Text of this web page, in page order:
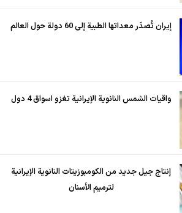
إيران تُصدّر معداتها الطبية إلى 60 دولة حول العالم
واقيات الشمس النانوية الإيرانية تغزو اسواق 4 دول
إنتاج جيل جديد من الكومبوزيتات النانوية الإيرانية
لترميم الأسنان